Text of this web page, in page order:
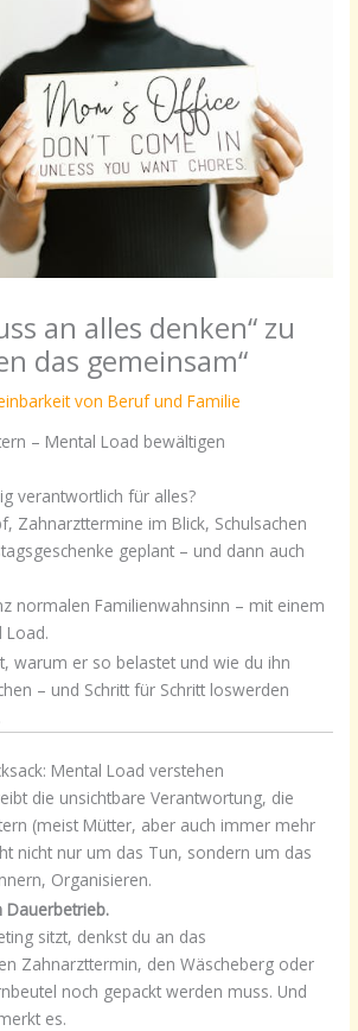
an alles denken“ zu
das gemeinsam“
von Beruf und Familie
– Mental Load bewältigen
verantwortlich für alles?
Zahnarzttermine im Blick, Schulsachen
geplant – und dann auch
normalen Familienwahnsinn – mit einem
Load.
warum er so belastet und wie du ihn
– und Schritt für Schritt loswerden
Mental Load verstehen
die unsichtbare Verantwortung, die
(meist Mütter, aber auch immer mehr
nicht nur um das Tun, sondern um das
Organisieren.
sitzt, denkst du an das
Zahnarzttermin, den Wäscheberg oder
noch gepackt werden muss. Und
es.